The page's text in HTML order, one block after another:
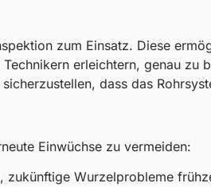
zum Einsatz. Diese
erleichtern, genau zu
dass das
Einwüchse zu vermeiden:
zukünftige Wurzelprobleme